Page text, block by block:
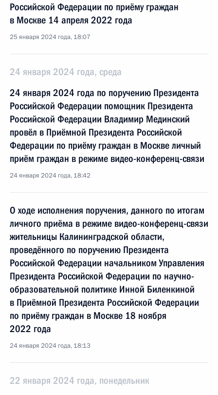
Российской Федерации по приёму граждан
в Москве 14 апреля 2022 года
25 января 2024 года, 18:07
24 января 2024 года, среда
24 января 2024 года по поручению Президента
Российской Федерации помощник Президента
Российской Федерации Владимир Мединский
провёл в Приёмной Президента Российской
Федерации по приёму граждан в Москве личный
приём граждан в режиме видео-конференц-связи
24 января 2024 года, 18:42
О ходе исполнения поручения, данного по итогам
личного приёма в режиме видео-конференц-связи
жительницы Калининградской области,
проведённого по поручению Президента
Российской Федерации начальником Управления
Президента Российской Федерации по научно-
образовательной политике Инной Биленкиной
в Приёмной Президента Российской Федерации
по приёму граждан в Москве 18 ноября
2022 года
24 января 2024 года, 18:13
22 января 2024 года, понедельник